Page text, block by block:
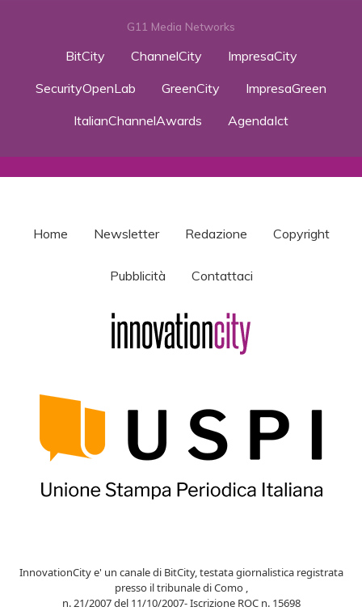
G11 Media Networks
BitCity ChannelCity
ImpresaCity
SecurityOpenLab
GreenCity
ImpresaGreen
ItalianChannelAwards
AgendaIct
Home Newsletter Redazione Copyright
Pubblicità Contattaci
InnovationCity e' un canale di BitCity, testata giornalistica registrata
presso il tribunale di Como ,
n. 21/2007 del 11/10/2007- Iscrizione ROC n. 15698